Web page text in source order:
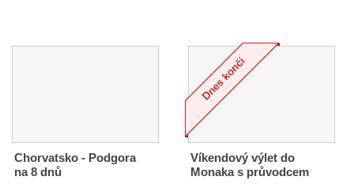
Chorvatsko - Podgora
na 8 dnů
Víkendový výlet do
Monaka s průvodcem